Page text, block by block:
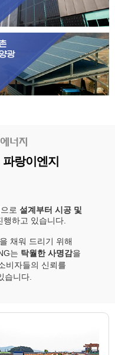
파랑이엔지
로 설계부터 시공 및
행하고 있습니다.
채워 드리기 위해
는 탁월한 사명감을
비자들의 신뢰를
습니다.